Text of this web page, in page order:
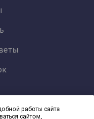
персональных данных
работы сайта
сайтом,